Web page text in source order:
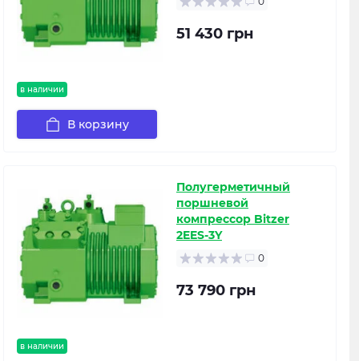
в наличии
51 430 грн
В корзину
в наличии
Полугерметичный
поршневой
компрессор Bitzer
2EES-3Y
0
73 790 грн